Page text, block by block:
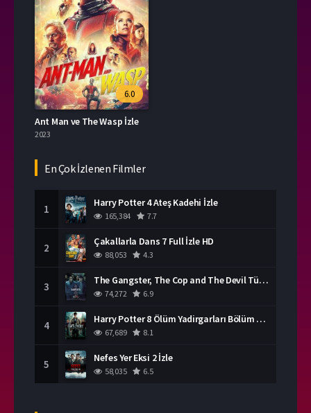
6.0
Ant Man ve The Wasp İzle
2023
En Çok İzlenen Filmler
1 Harry Potter 4 Ateş Kadehi İzle
165,384 7.7
2 Çakallarla Dans 7 Full İzle HD
88,053 4.3
3 The Gangster, The Cop and The Devil Türkçe Dublaj İzle
74,272 6.9
4 Harry Potter 8 Ölüm Yadirgarları Bölüm 2 İzle
67,689 8.1
5 Nefes Yer Eksi 2 İzle
58,035 6.5